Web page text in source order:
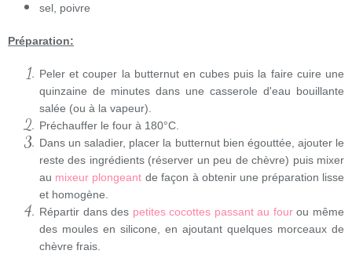
sel, poivre
Préparation:
Peler et couper la butternut en cubes puis la faire cuire une
quinzaine de minutes dans une casserole d'eau bouillante
salée (ou à la vapeur).
Préchauffer le four à 180°C.
Dans un saladier, placer la butternut bien égouttée, ajouter le
reste des ingrédients (réserver un peu de chèvre) puis mixer
au mixeur plongeant de façon à obtenir une préparation lisse
et homogène.
Répartir dans des petites cocottes passant au fourou même
des moules en silicone, en ajoutant quelques morceaux de
chèvre frais.